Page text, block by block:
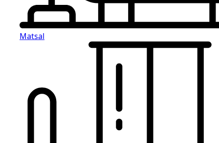
Matsal